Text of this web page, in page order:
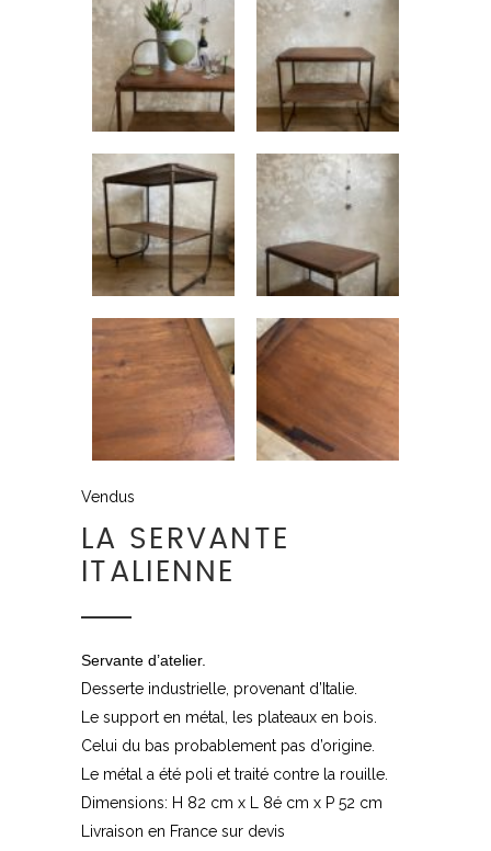
Vendus
LA SERVANTE
ITALIENNE
Servante d’atelier.
Desserte industrielle, provenant d’Italie.
Le support en métal, les plateaux en bois.
Celui du bas probablement pas d’origine.
Le métal a été poli et traité contre la rouille.
Dimensions: H 82 cm x L 8é cm x P 52 cm
Livraison en France sur devis